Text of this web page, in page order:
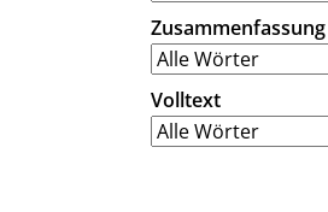
Zusammenfassung
Volltext